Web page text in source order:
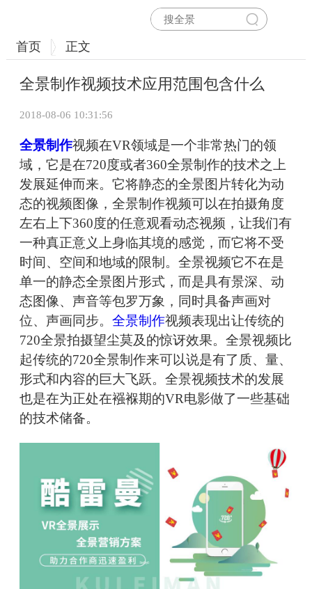
首页 正文
全景制作视频技术应用范围包含什么
2018-08-06 10:31:56
全景制作视频在VR领域是一个非常热门的领
域，它是在720度或者360全景制作的技术之上
发展延伸而来。它将静态的全景图片转化为动
态的视频图像，全景制作视频可以在拍摄角度
左右上下360度的任意观看动态视频，让我们有
一种真正意义上身临其境的感觉，而它将不受
时间、空间和地域的限制。全景视频它不在是
单一的静态全景图片形式，而是具有景深、动
态图像、声音等包罗万象，同时具备声画对
位、声画同步。 全景制作视频表现出让传统的
720全景拍摄望尘莫及的惊讶效果。全景视频比
起传统的720全景制作来可以说是有了质、量、
形式和内容的巨大飞跃。全景视频技术的发展
也是在为正处在襁褓期的VR电影做了一些基础
的技术储备。